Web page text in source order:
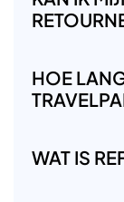
HOE
WAT IS